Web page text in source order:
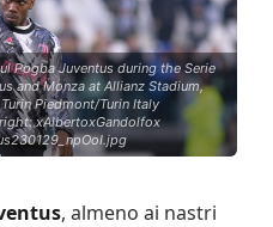
Pogba Juventus during the Serie
and Monza at Allianz Stadium,
Piedmont/Turin Italy
xAlbertoxGandolfox
, almeno ai nastri